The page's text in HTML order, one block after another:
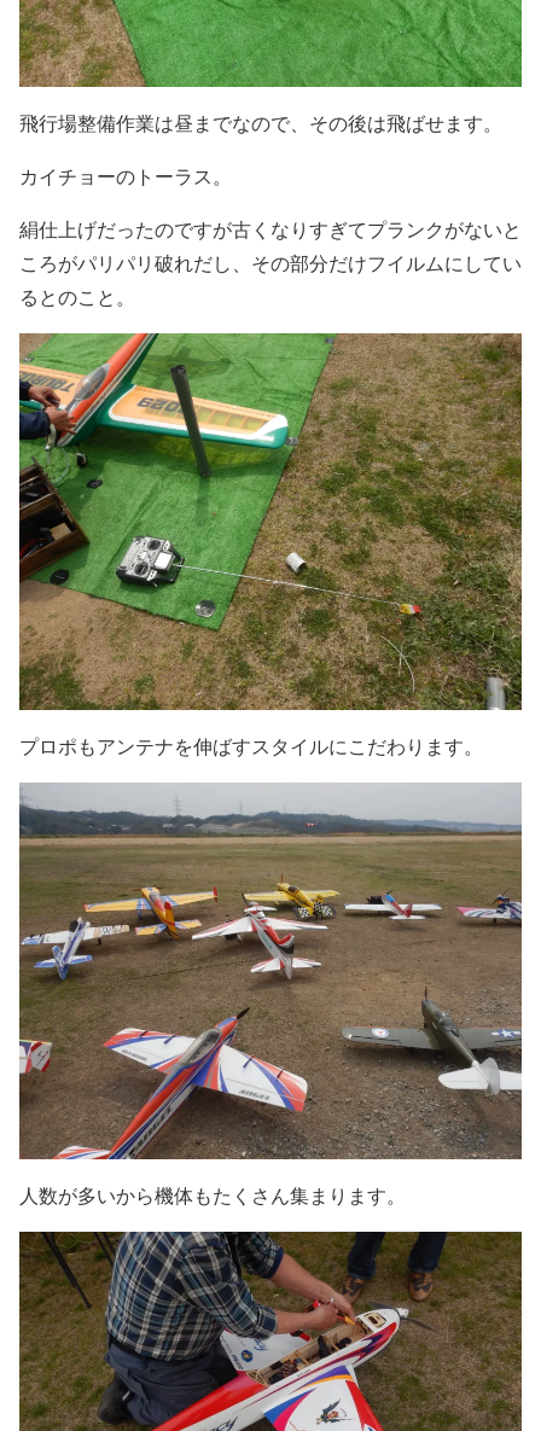
飛行場整備作業は昼までなので、その後は飛ばせます。
カイチョーのトーラス。
絹仕上げだったのですが古くなりすぎてプランクがないと
ころがパリパリ破れだし、その部分だけフイルムにしてい
るとのこと。
プロポもアンテナを伸ばすスタイルにこだわります。
人数が多いから機体もたくさん集まります。